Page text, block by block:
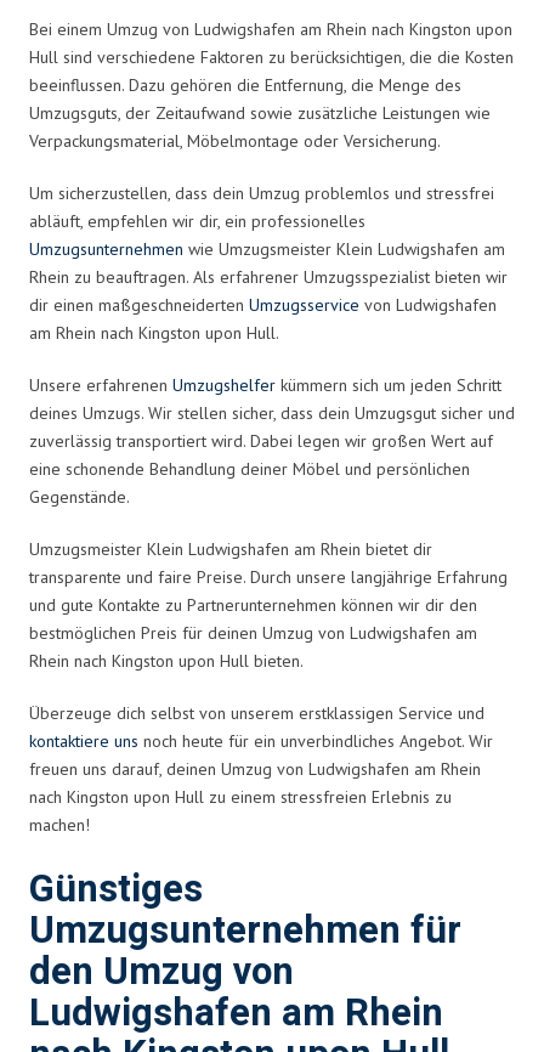
Bei einem Umzug von Ludwigshafen am Rhein nach Kingston upon
Hull sind verschiedene Faktoren zu berücksichtigen, die die Kosten
beeinflussen. Dazu gehören die Entfernung, die Menge des
Umzugsguts, der Zeitaufwand sowie zusätzliche Leistungen wie
Verpackungsmaterial, Möbelmontage oder Versicherung.
Um sicherzustellen, dass dein Umzug problemlos und stressfrei
abläuft, empfehlen wir dir, ein professionelles
Umzugsunternehmen wie Umzugsmeister Klein Ludwigshafen am
Rhein zu beauftragen. Als erfahrener Umzugsspezialist bieten wir
dir einen maßgeschneiderten Umzugsservice von Ludwigshafen
am Rhein nach Kingston upon Hull.
Unsere erfahrenen Umzugshelfer kümmern sich um jeden Schritt
deines Umzugs. Wir stellen sicher, dass dein Umzugsgut sicher und
zuverlässig transportiert wird. Dabei legen wir großen Wert auf
eine schonende Behandlung deiner Möbel und persönlichen
Gegenstände.
Umzugsmeister Klein Ludwigshafen am Rhein bietet dir
transparente und faire Preise. Durch unsere langjährige Erfahrung
und gute Kontakte zu Partnerunternehmen können wir dir den
bestmöglichen Preis für deinen Umzug von Ludwigshafen am
Rhein nach Kingston upon Hull bieten.
Überzeuge dich selbst von unserem erstklassigen Service und
kontaktiere uns noch heute für ein unverbindliches Angebot. Wir
freuen uns darauf, deinen Umzug von Ludwigshafen am Rhein
nach Kingston upon Hull zu einem stressfreien Erlebnis zu
machen!
Günstiges
Umzugsunternehmen für
den Umzug von
Ludwigshafen am Rhein